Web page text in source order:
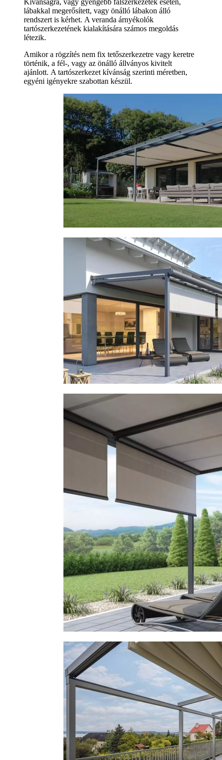
Kívánságra, vagy gyengébb falszerkezetek esetén,
lábakkal megerősített, vagy önálló lábakon álló
rendszert is kérhet. A veranda árnyékolók
tartószerkezetének kialakítására számos megoldás
létezik.
Amikor a rögzítés nem fix tetőszerkezetre vagy keretre
történik, a fél-, vagy az önálló állványos kivitelt
ajánlott. A tartószerkezet kívánság szerinti méretben,
egyéni igényekre szabottan készül.